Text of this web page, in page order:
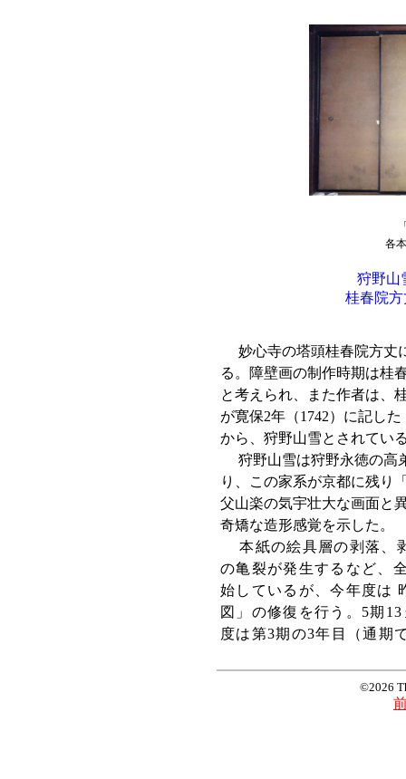
各
狩野山
桂春院方
妙心寺の塔頭桂春院方丈
る。障壁画の制作時期は桂
と考えられ、また作者は、
が寛保2年（1742）に記し
から、狩野山雪とされてい
狩野山雪は狩野永徳の高
り、この家系が京都に残り
父山楽の気宇壮大な画面と
奇矯な造形感覚を示した。
本紙の絵具層の剥落、
の亀裂が発生するなど、
始しているが、今年度は
図」の修復を行う。5期
度は第3期の3年目（通期
©2026